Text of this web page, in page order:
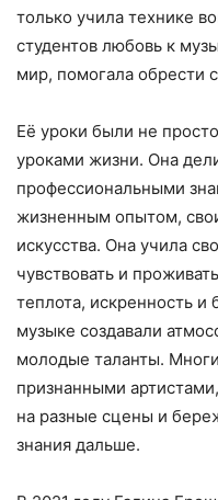
только учила технике
студентов любовь к
мир, помогала обрести
Её уроки были не
уроками жизни. Она
профессиональными
жизненным опытом,
искусства. Она учила
чувствовать и
теплота, искренность и
музыке создавали
молодые таланты.
признанными
на разные сцены и
знания дальше.